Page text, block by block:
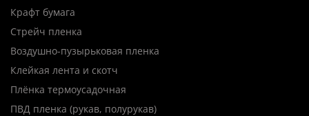
Крафт бумага
Стрейч пленка
Воздушно-пузырьковая пленка
Клейкая лента и скотч
Плёнка термоусадочная
ПВД пленка (рукав, полурукав)